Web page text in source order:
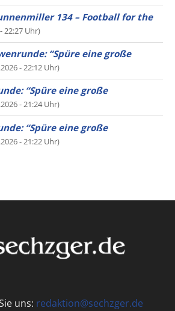
134 – Football for the
22:27 Uhr)
“Spüre eine große
- 22:12 Uhr)
“Spüre eine große
- 21:24 Uhr)
“Spüre eine große
- 21:22 Uhr)
uns: redaktion@sechzger.de